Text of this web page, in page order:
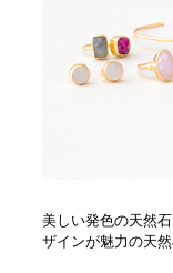
美しい発色の天然
ザインが魅力の天